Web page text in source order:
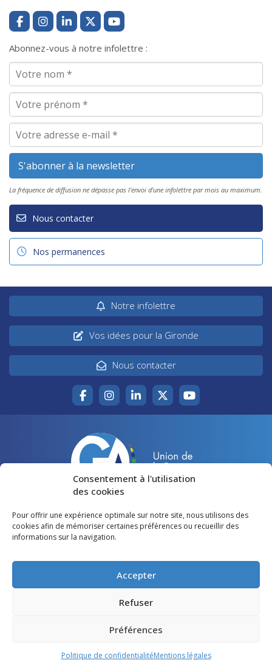
Consentement à l'utilisation
des cookies
Pour offrir une expérience optimale sur notre site, nous utilisons des
cookies afin de mémoriser certaines préférences ou recueillir des
informations sur la navigation.
Accepter
Refuser
Préférences
Politique de confidentialitéMentions légales
Abonnez-vous à notre infolettre :
La fréquence de diffusion ne dépasse pas l'envoi d'une infolettre par mois au maximum.
Nous contacter
Nos permanences
Notre infolettre
Vos idées pour la Gironde
Nous contacter
Accueil
Votre canton
Lire et voir
Agir pour la Gironde
Restons en contact
©Gironde Avenir- Tous droits réservés
Mentions légales